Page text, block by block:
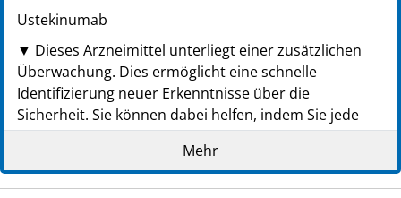
Ustekinumab
▼ Dieses Arzneimittel unterliegt einer zusätzlichen
Überwachung. Dies ermöglicht eine schnelle
Identifizierung neuer Erkenntnisse über die
Sicherheit. Sie können dabei helfen, indem Sie jede
auftretende Nebenwirkung melden. Hinweise zur
Meldung von Nebenwirkungen, siehe Ende Abschnitt
4.
Mehr